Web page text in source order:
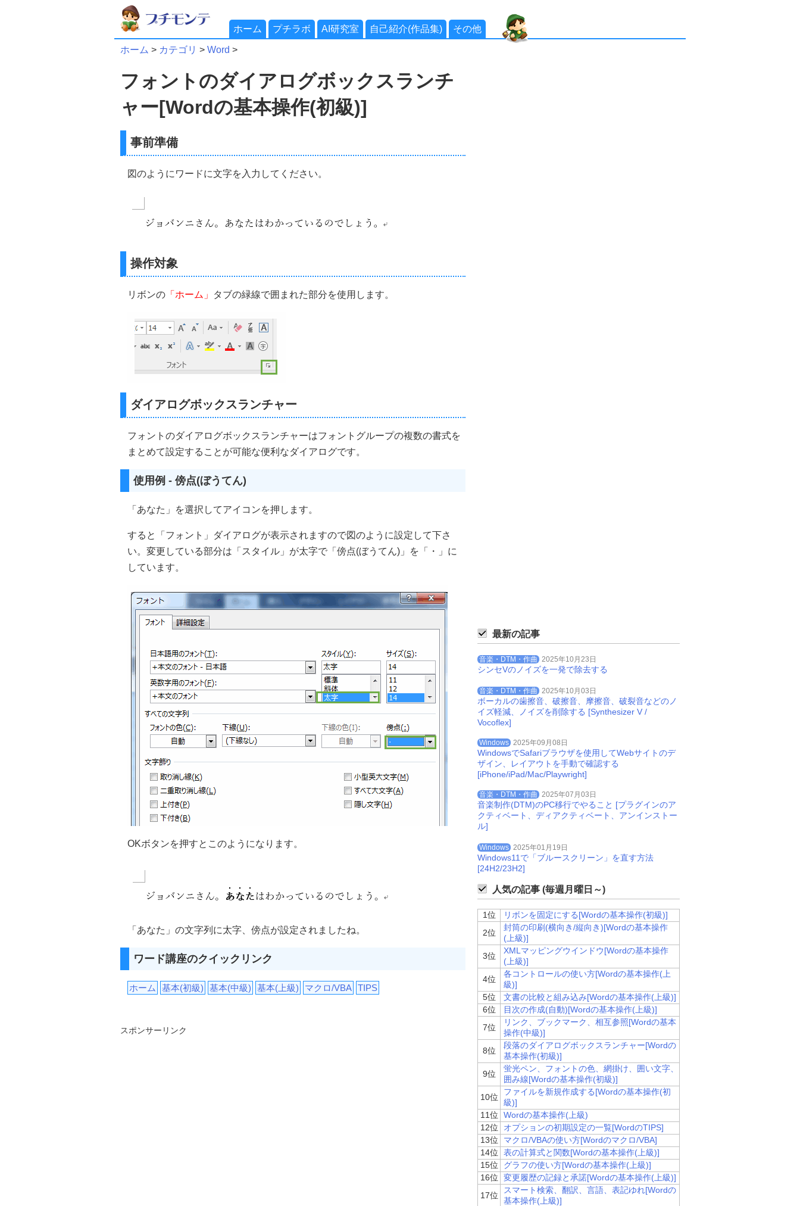
ホーム プチラボ AI研究室 自己紹介(作品集) その他
ホーム > カテゴリ > Word >
フォントのダイアログボックスランチ
ャー[Wordの基本操作(初級)]
事前準備
図のようにワードに文字を入力してください。
操作対象
リボンの 「ホーム」 タブの緑線で囲まれた部分を使用します。
ダイアログボックスランチャー
フォントのダイアログボックスランチャーはフォントグループの複数の書式を
まとめて設定することが可能な便利なダイアログです。
使用例 - 傍点(ぼうてん)
「あなた」を選択してアイコンを押します。
すると「フォント」ダイアログが表示されますので図のように設定して下さ
い。変更している部分は「スタイル」が太字で「傍点(ぼうてん)」を「・」に
しています。
OKボタンを押すとこのようになります。
「あなた」の文字列に太字、傍点が設定されましたね。
ワード講座のクイックリンク
ホーム 基本(初級) 基本(中級) 基本(上級) マクロ/VBA TIPS
スポンサーリンク
最新の記事
音楽・DTM・作曲 2025年10月23日
シンセVのノイズを一発で除去する
音楽・DTM・作曲 2025年10月03日
ボーカルの歯擦音、破擦音、摩擦音、破裂音などのノ
イズ軽減、ノイズを削除する [Synthesizer V /
Vocoflex]
Windows 2025年09月08日
WindowsでSafariブラウザを使用してWebサイトのデ
ザイン、レイアウトを手動で確認する
[iPhone/iPad/Mac/Playwright]
音楽・DTM・作曲 2025年07月03日
音楽制作(DTM)のPC移行でやること [プラグインのア
クティベート、ディアクティベート、アンインストー
ル]
Windows 2025年01月19日
Windows11で「ブルースクリーン」を直す方法
[24H2/23H2]
人気の記事 (毎週月曜日～)
1位
リボンを固定にする[Wordの基本操作(初級)]
2位
封筒の印刷(横向き/縦向き)[Wordの基本操作
(上級)]
3位
XMLマッピングウインドウ[Wordの基本操作
(上級)]
4位
各コントロールの使い方[Wordの基本操作(上
級)]
5位
文書の比較と組み込み[Wordの基本操作(上級)]
6位
目次の作成(自動)[Wordの基本操作(上級)]
7位
リンク、ブックマーク、相互参照[Wordの基本
操作(中級)]
8位
段落のダイアログボックスランチャー[Wordの
基本操作(初級)]
9位
蛍光ペン、フォントの色、網掛け、囲い文字、
囲み線[Wordの基本操作(初級)]
10位
ファイルを新規作成する[Wordの基本操作(初
級)]
11位
Wordの基本操作(上級)
12位
オプションの初期設定の一覧[WordのTIPS]
13位
マクロ/VBAの使い方[Wordのマクロ/VBA]
14位
表の計算式と関数[Wordの基本操作(上級)]
15位
グラフの使い方[Wordの基本操作(上級)]
16位
変更履歴の記録と承諾[Wordの基本操作(上級)]
17位
スマート検索、翻訳、言語、表記ゆれ[Wordの
基本操作(上級)]